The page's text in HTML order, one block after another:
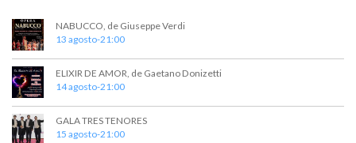
NABUCCO, de Giuseppe Verdi
13 agosto-21:00
ELIXIR DE AMOR, de Gaetano Donizetti
14 agosto-21:00
GALA TRES TENORES
15 agosto-21:00